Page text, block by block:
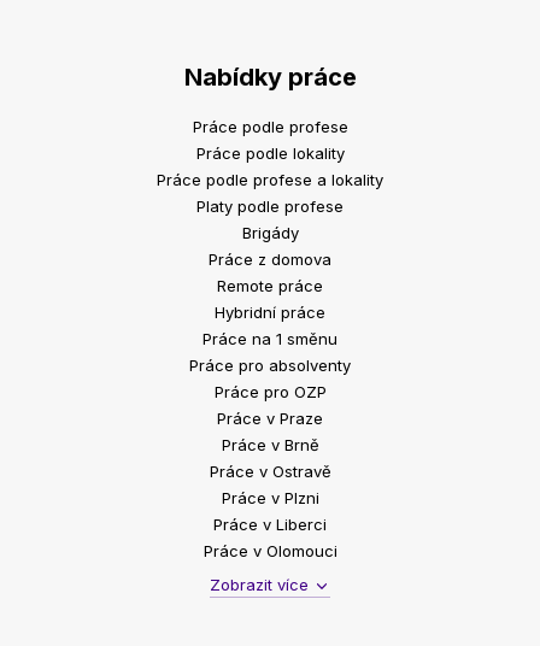
Nabídky práce
Práce podle profese
Práce podle lokality
Práce podle profese a lokality
Platy podle profese
Brigády
Práce z domova
Remote práce
Hybridní práce
Práce na 1 směnu
Práce pro absolventy
Práce pro OZP
Práce v Praze
Práce v Brně
Práce v Ostravě
Práce v Plzni
Práce v Liberci
Práce v Olomouci
Zobrazit více